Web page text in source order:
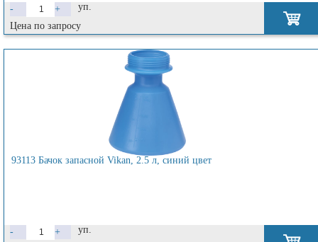
- +
уп.
Цена по запросу
93113 Бачок запасной Vikan, 2.5 л, синий цвет
- +
уп.